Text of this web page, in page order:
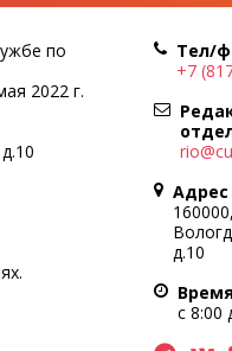
по
2022 г.
Тел/
+7
д.10
с 8:00